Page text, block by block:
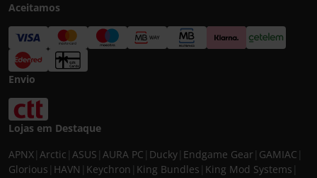
Aceitamos
Envio
Lojas em Destaque
APNX Arctic ASUS AURA PC Ducky Endgame Gear GAMIAC
Glorious HAVN Keychron King Bundles King Mod Systems